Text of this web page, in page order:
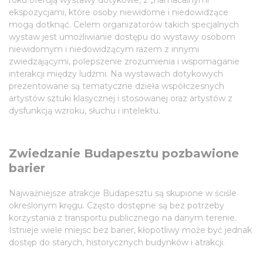
ekspozycjami, które osoby niewidome i niedowidzące
mogą dotknąć. Celem organizatorów takich specjalnych
wystaw jest umożliwianie dostępu do wystawy osobom
niewidomym i niedowidzącym razem z innymi
zwiedzającymi, polepszenie zrozumienia i wspomaganie
interakcji między ludźmi. Na wystawach dotykowych
prezentowane są tematyczne dzieła współczesnych
artystów sztuki klasycznej i stosowanej oraz artystów z
dysfunkcją wzroku, słuchu i intelektu.
Zwiedzanie Budapesztu pozbawione
barier
Najważniejsze atrakcje Budapesztu są skupione w ściśle
określonym kręgu. Często dostępne są bez potrzeby
korzystania z transportu publicznego na danym terenie.
Istnieje wiele miejsc bez barier, kłopotliwy może być jednak
dostęp do starych, historycznych budynków i atrakcji.